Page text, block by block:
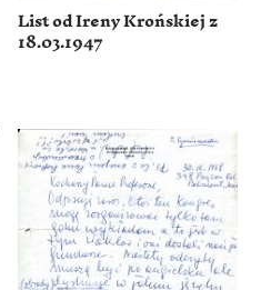
List od Ireny Krońskiej z
18.03.1947